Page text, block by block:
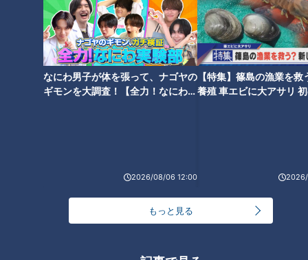
なにわ男子が体を張って、ナゴヤの
ギモンを大調査！【全力！なにわ実
2026/08/06 12:00
【特集】篠島の漁業を救
養殖 車エビに大アサリ
もっと見る
この文法はおかしかったよ』とか『こんな単語も使えるよ』と
添削してくれます。
そうすると、自分の好きなタイミングで英会話の練習ができま
す。タイムラグもなくてパンパンと会話ができ、クオリティは
僕のベーシックイングリッシュレベルだと十分です」
ジェネレーションギャップ